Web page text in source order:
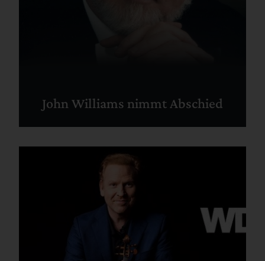
John Williams nimmt Abschied